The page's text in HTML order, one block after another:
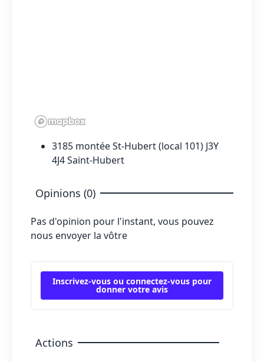
3185 montée St-Hubert (local 101) J3Y
4J4 Saint-Hubert
Opinions (0)
Pas d'opinion pour l'instant, vous pouvez
nous envoyer la vôtre
Inscrivez-vous ou connectez-vous pour
donner votre avis
Actions